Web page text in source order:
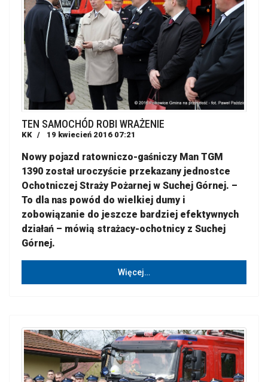
TEN SAMOCHÓD ROBI WRAŻENIE
KK 19 kwiecień 2016 07:21
Nowy pojazd ratowniczo-gaśniczy Man TGM
1390 został uroczyście przekazany jednostce
Ochotniczej Straży Pożarnej w Suchej Górnej. –
To dla nas powód do wielkiej dumy i
zobowiązanie do jeszcze bardziej efektywnych
działań – mówią strażacy-ochotnicy z Suchej
Górnej.
Więcej…